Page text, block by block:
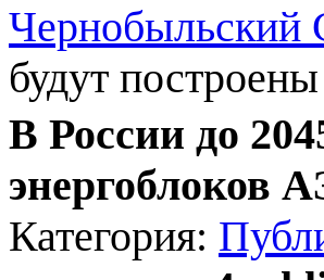
Чернобыльский
будут
В России до
энергоблоков
Категория: